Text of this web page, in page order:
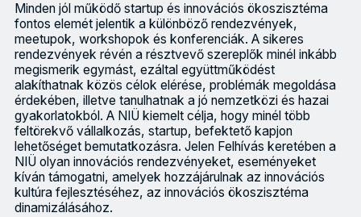
Minden jól működő startup és innovációs ökoszisztéma
fontos elemét jelentik a különböző rendezvények,
meetupok, workshopok és konferenciák. A sikeres
rendezvények révén a résztvevő szereplők minél inkább
megismerik egymást, ezáltal együttműködést
alakíthatnak közös célok elérése, problémák megoldása
érdekében, illetve tanulhatnak a jó nemzetközi és hazai
gyakorlatokból. A NIÜ kiemelt célja, hogy minél több
feltörekvő vállalkozás, startup, befektető kapjon
lehetőséget bemutatkozásra. Jelen Felhívás keretében a
NIÜ olyan innovációs rendezvényeket, eseményeket
kíván támogatni, amelyek hozzájárulnak az innovációs
kultúra fejlesztéséhez, az innovációs ökoszisztéma
dinamizálásához.